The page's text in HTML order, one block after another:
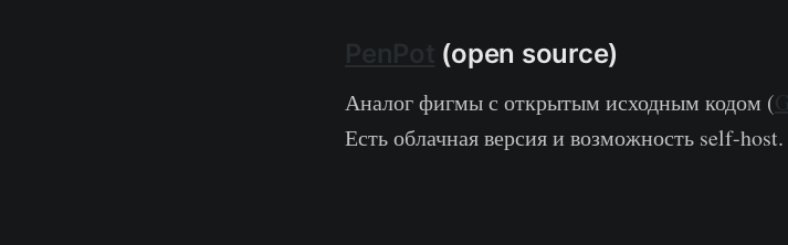
(open source)
Аналог фигмы с открытым исходным кодом (
Есть облачная версия и возможность self-host.